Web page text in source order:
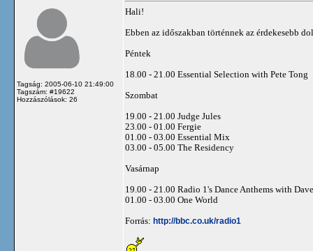
Tagság: 2005-06-10 21:49:00
Tagszám: #19622
Hozzászólások: 26
Hali!
Ebben az időszakban történnek az érdekesebb
Péntek
18.00 - 21.00 Essential Selection with Pete Tong
Szombat
19.00 - 21.00 Judge Jules
23.00 - 01.00 Fergie
01.00 - 03.00 Essential Mix
03.00 - 05.00 The Residency
Vasárnap
19.00 - 21.00 Radio 1's Dance Anthems with
01.00 - 03.00 One World
Forrás: http://bbc.co.uk/radio1